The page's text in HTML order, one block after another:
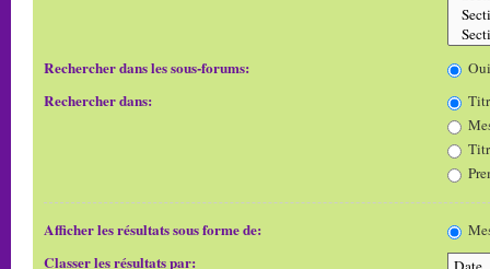
Rechercher dans les sous-forums: Oui
Rechercher dans:
Afficher les résultats sous forme de:
Classer les résultats par: